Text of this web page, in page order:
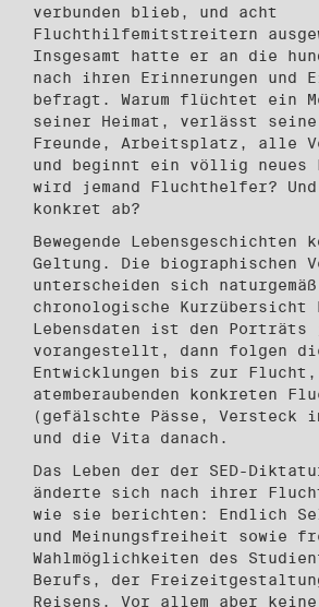
verbunden blieb, und acht
Fluchthilfemitstreitern
Insgesamt hatte er an die
nach ihren Erinnerungen und
befragt. Warum flüchtet ein
seiner Heimat, verlässt
Freunde, Arbeitsplatz, alle
und beginnt ein völlig neues
wird jemand Fluchthelfer?
konkret ab?
Bewegende Lebensgeschichten
Geltung. Die biographischen
unterscheiden sich
chronologische Kurzübersicht
Lebensdaten ist den Porträts
vorangestellt, dann folgen
Entwicklungen bis zur
atemberaubenden konkreten
(gefälschte Pässe, Versteck
und die Vita danach.
Das Leben der der SED-Diktatur
änderte sich nach ihrer
wie sie berichten: Endlich
und Meinungsfreiheit sowie
Wahlmöglichkeiten des
Berufs, der
Reisens. Vor allem aber